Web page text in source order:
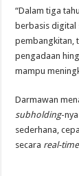
“Dalam tiga
berbasis digital
pembangkitan,
pengadaan
mampu
Darmawan
subholding-
sederhana,
secara real-time